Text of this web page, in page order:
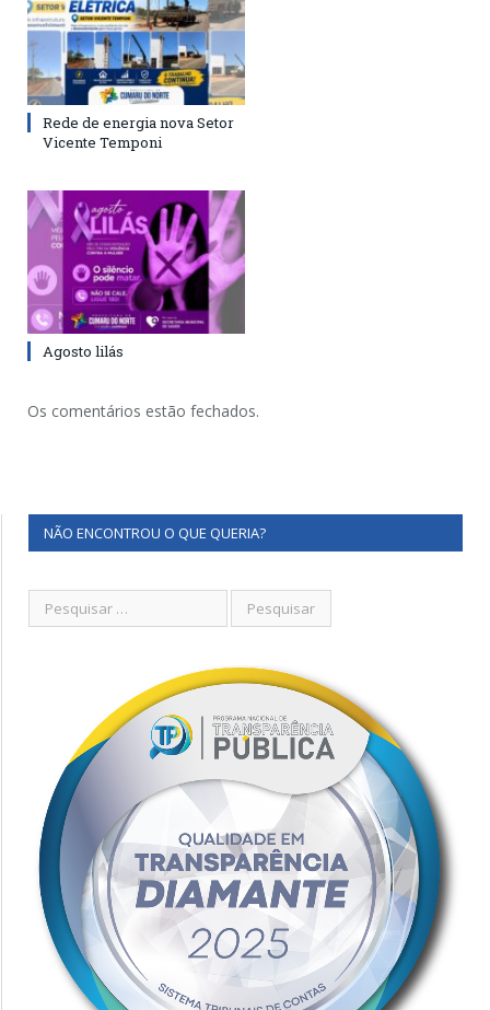
Rede de energia nova Setor
Vicente Temponi
Agosto lilás
Os comentários estão fechados.
NÃO ENCONTROU O QUE QUERIA?